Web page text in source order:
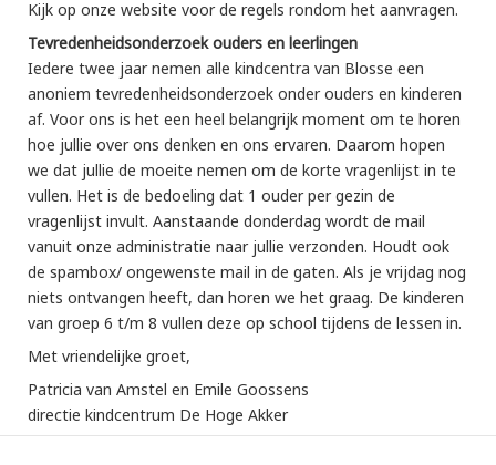
Kijk op onze website voor de regels rondom het aanvragen.
Tevredenheidsonderzoek ouders en leerlingen
Iedere twee jaar nemen alle kindcentra van Blosse een
anoniem tevredenheidsonderzoek onder ouders en kinderen
af. Voor ons is het een heel belangrijk moment om te horen
hoe jullie over ons denken en ons ervaren. Daarom hopen
we dat jullie de moeite nemen om de korte vragenlijst in te
vullen. Het is de bedoeling dat 1 ouder per gezin de
vragenlijst invult. Aanstaande donderdag wordt de mail
vanuit onze administratie naar jullie verzonden. Houdt ook
de spambox/ ongewenste mail in de gaten. Als je vrijdag nog
niets ontvangen heeft, dan horen we het graag. De kinderen
van groep 6 t/m 8 vullen deze op school tijdens de lessen in.
Met vriendelijke groet,
Patricia van Amstel en Emile Goossens
directie kindcentrum De Hoge Akker